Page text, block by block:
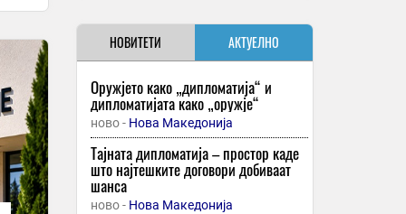
НОВИТЕТИ АКТУЕЛНО
Оружјето како „дипломатија“ и
дипломатијата како „оружје“
ново - Нова Македонија
Тајната дипломатија – простор каде
што најтешките договори добиваат
шанса
ново - Нова Македонија